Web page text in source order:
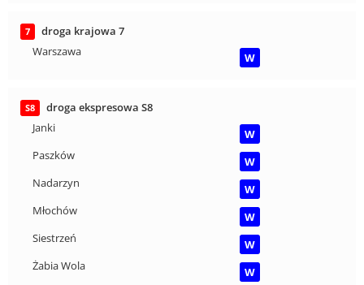
7
droga krajowa 7
Warszawa
W
S8
droga ekspresowa S8
Janki
W
Paszków
W
Nadarzyn
W
Młochów
W
Siestrzeń
W
Żabia Wola
W